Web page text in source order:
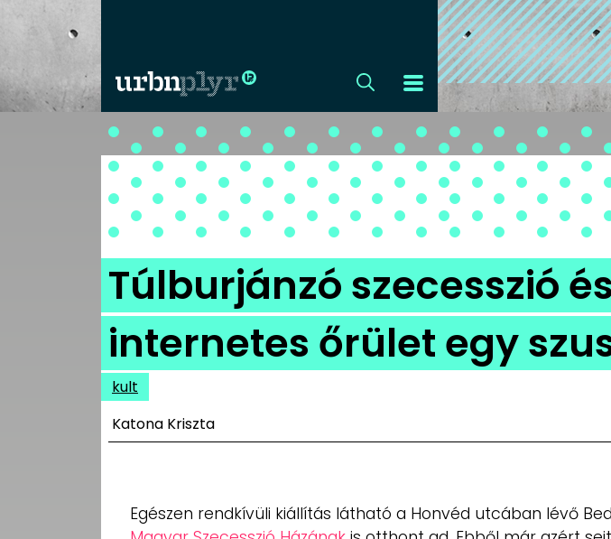
CÍMLAP
DIZÁJN
DIVAT
HIP
KULT
IMPRESSZUM
PR-ARCHÍVUM
Túlburjánzó szecesszió
internetes őrület egy
kult
Katona Kriszta
Egészen rendkívüli kiállítás látható a Honvéd utcában lévő